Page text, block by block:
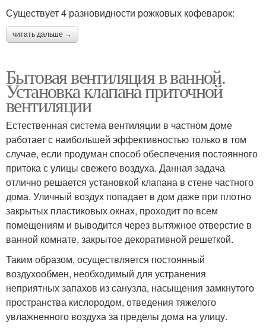
Существует 4 разновидности рожковых кофеварок:
читать дальше →
Бытовая вентиляция в ванной.
Установка клапана приточной
вентиляции
Естественная система вентиляции в частном доме
работает с наибольшей эффективностью только в том
случае, если продуман способ обеспечения постоянного
притока с улицы свежего воздуха. Данная задача
отлично решается установкой клапана в стене частного
дома. Уличный воздух попадает в дом даже при плотно
закрытых пластиковых окнах, проходит по всем
помещениям и выводится через вытяжное отверстие в
ванной комнате, закрытое декоративной решеткой.
Таким образом, осуществляется постоянный
воздухообмен, необходимый для устранения
неприятных запахов из санузла, насыщения замкнутого
пространства кислородом, отведения тяжелого
увлажненного воздуха за пределы дома на улицу.